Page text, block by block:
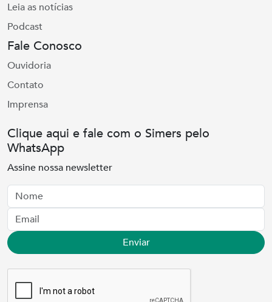
Leia as notícias
Podcast
Fale Conosco
Ouvidoria
Contato
Imprensa
Clique aqui e fale com o Simers pelo
WhatsApp
Assine nossa newsletter
Nome
Email
Enviar